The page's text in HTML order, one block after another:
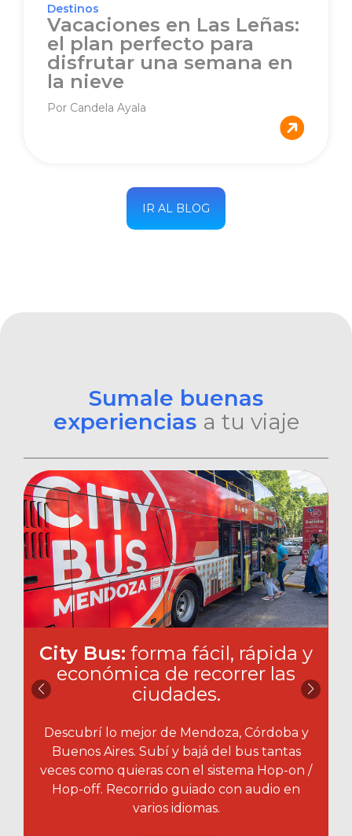
Destinos
Vacaciones en Las Leñas:
el plan perfecto para
disfrutar una semana en
la nieve
Por Candela Ayala
IR AL BLOG
Sumale buenas
experiencias a tu viaje
City Bus: forma fácil, rápida y
económica de recorrer las
ciudades.​
Descubrí lo mejor de Mendoza, Córdoba y
Buenos Aires. Subí y bajá del bus tantas
veces como quieras con el sistema Hop-on /
Hop-off. Recorrido guiado con audio en
varios idiomas.